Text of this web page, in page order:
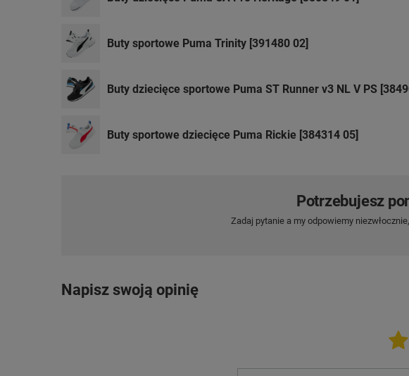
Buty sportowe Puma Trinity [391480 02]
Buty dziecięce sportowe Puma ST Runner v3 NL V PS
Buty sportowe dziecięce Puma Rickie [384314 05]
Potrzebujesz
Zadaj pytanie a my odpowiemy
Napisz swoją opinię